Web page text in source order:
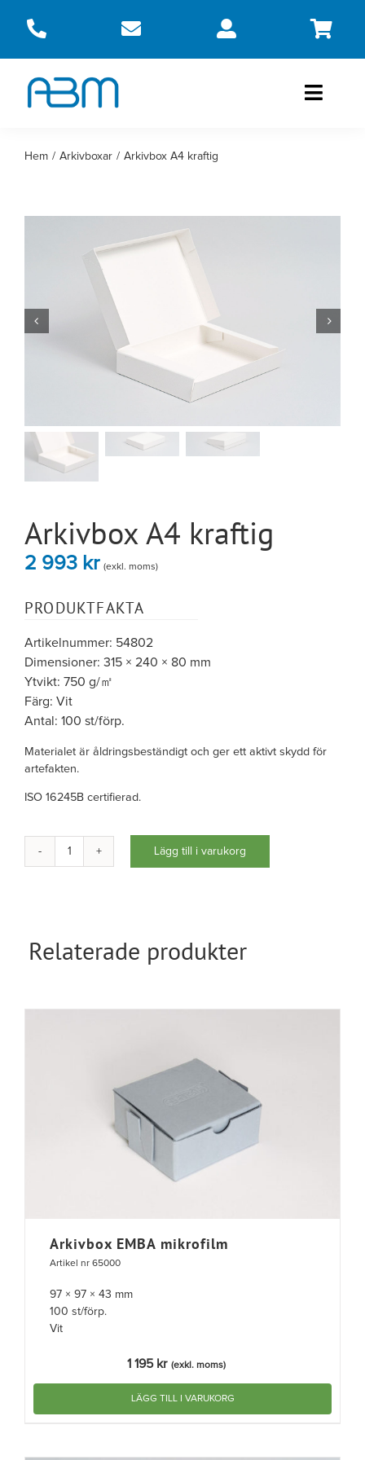
Toggle
Produkter
Hem Arkivboxar Arkivbox A4 kraftig
Arkivbox A4 kraftig
2 993 kr (exkl. moms)
PRODUKTFAKTA
Artikelnummer: 54802
Dimensioner: 315 × 240 × 80 mm
Ytvikt: 750 g/㎡
Färg: Vit
Antal: 100 st/förp.
Materialet är åldringsbeständigt och ger ett aktivt skydd för
artefakten.
ISO 16245B certifierad.
Lägg till i varukorg
Relaterade produkter
Arkivbox EMBA mikrofilm
Artikel nr 65000
97 × 97 × 43 mm
100 st/förp.
Vit
1 195 kr (exkl. moms)
LÄGG TILL I VARUKORG